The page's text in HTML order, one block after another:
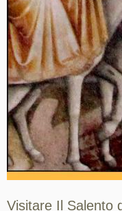
Visitare Il Salento